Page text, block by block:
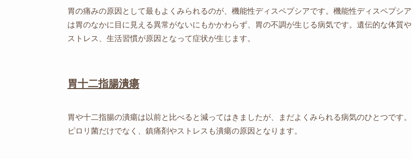
胃の痛みの原因として最もよくみられるのが、機能性ディスペプシアです。機能性ディスペプシア
は胃のなかに目に見える異常がないにもかかわらず、胃の不調が生じる病気です。遺伝的な体質や
ストレス、生活習慣が原因となって症状が生じます。
胃十二指腸潰瘍
胃や十二指腸の潰瘍は以前と比べると減ってはきましたが、まだよくみられる病気のひとつです。
ピロリ菌だけでなく、鎮痛剤やストレスも潰瘍の原因となります。